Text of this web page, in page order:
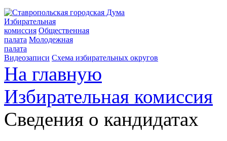
Избирательная
комиссия Общественная
палата Молодежная
палата
Видеозаписи Схема избирательных округов
На главную
Избирательная комиссия
Cведения о кандидатах